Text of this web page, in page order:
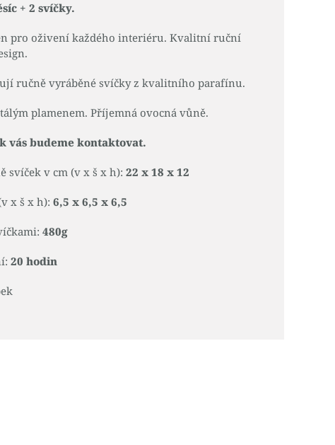
+ 2 svíčky.
pro oživení každého interiéru. Kvalitní ruční
ručně vyráběné svíčky z kvalitního parafínu.
plamenem. Příjemná ovocná vůně.
vás budeme kontaktovat.
svíček v cm (v x š x h): 22 x 18 x 12
x š x h): 6,5 x 6,5 x 6,5
480g
20 hodin